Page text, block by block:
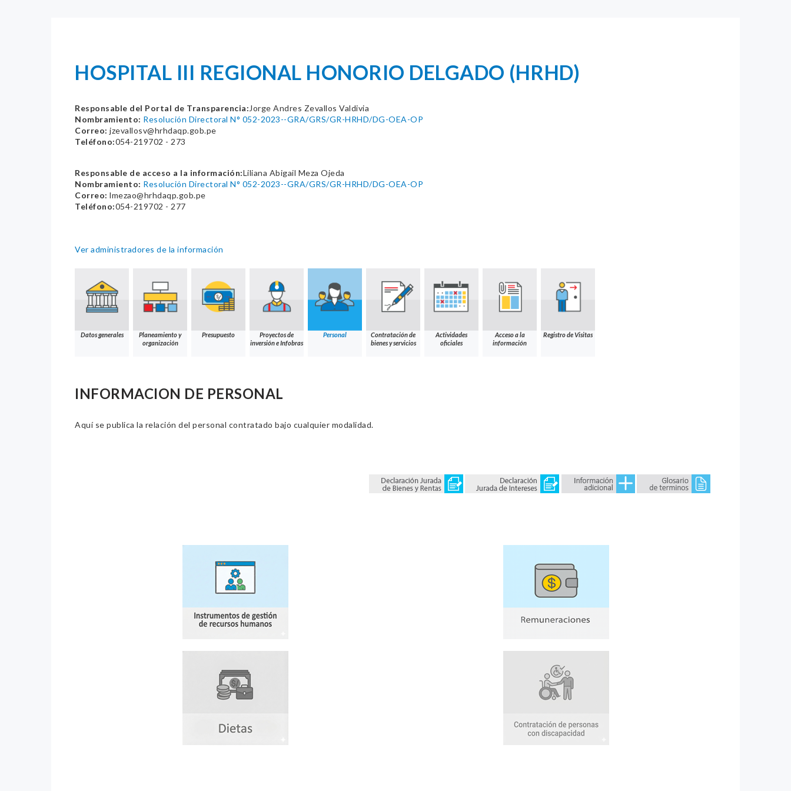
HOSPITAL III REGIONAL HONORIO DELGADO (HRHD)
Responsable del Portal de Transparencia: Jorge Andres Zevallos Valdivia
Nombramiento: Resolución Directoral N° 052-2023--GRA/GRS/GR-HRHD/DG-OEA-OP
Correo: jzevallosv@hrhdaqp.gob.pe
Teléfono:054-219702 - 273
Responsable de acceso a la información:Liliana Abigail Meza Ojeda
Nombramiento: Resolución Directoral N° 052-2023--GRA/GRS/GR-HRHD/DG-OEA-OP
Correo: lmezao@hrhdaqp.gob.pe
Teléfono:054-219702 - 277
Ver administradores de la información
Datos generales
Planeamiento y
organización
Presupuesto
Proyectos de
inversión e Infobras
Personal
Contratación de
bienes y servicios
Actividades
oficiales
Acceso a la
información
Registro de Visitas
INFORMACION DE PERSONAL
Aquí se publica la relación del personal contratado bajo cualquier modalidad.